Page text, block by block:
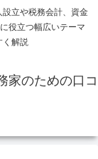
立や税務会計、資金
役立つ幅広いテーマ
く解説
家のための口コ